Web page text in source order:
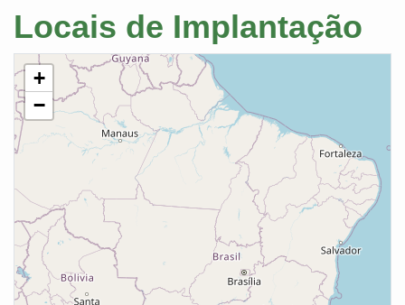
Locais de Implantação
+
−